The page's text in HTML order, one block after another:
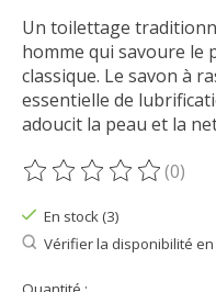
Un toilettage
homme qui savoure le
classique. Le savon à
essentielle de
adoucit la peau et la
Ce produit est évalué à
(0)
En stock (3)
Vérifier la disponibilité